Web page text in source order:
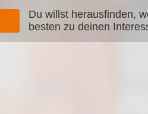
Du willst herausfinden,
besten zu deinen